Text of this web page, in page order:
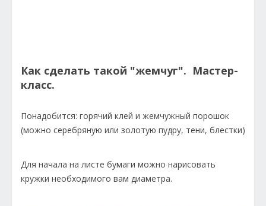
Как сделать такой "жемчуг". Мастер-
класс.
Понадобится: горячий клей и жемчужный порошок
(можно серебряную или золотую пудру, тени, блестки)
Для начала на листе бумаги можно нарисовать
кружки необходимого вам диаметра.